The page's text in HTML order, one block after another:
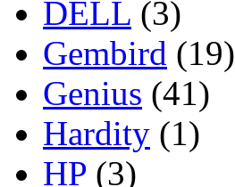
DELL (3)
Gembird (19)
Genius (41)
Hardity (1)
HP (3)